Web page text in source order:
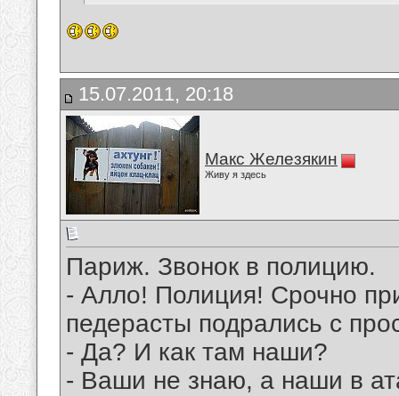
15.07.2011, 20:18
Макс Железякин
Живу я здесь
Париж. Звонок в полицию.
- Алло! Полиция! Срочно
педерасты подрались с
- Да? И как там наши?
- Ваши не знаю, а наши в